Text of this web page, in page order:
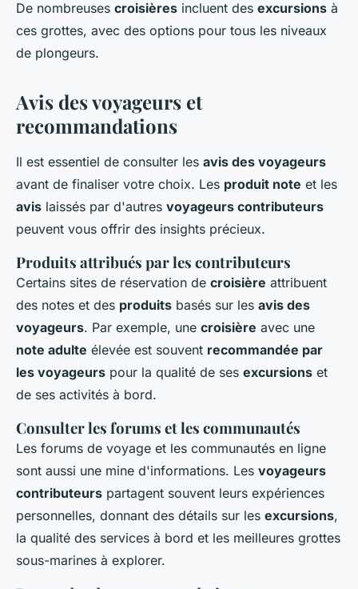
De nombreuses croisières incluent des excursions à
ces grottes, avec des options pour tous les niveaux
de plongeurs.
Avis des voyageurs et
recommandations
Il est essentiel de consulter les avis des voyageurs
avant de finaliser votre choix. Les produit note et les
avis laissés par d'autres voyageurs contributeurs
peuvent vous offrir des insights précieux.
Produits attribués par les contributeurs
Certains sites de réservation de croisière attribuent
des notes et des produits basés sur les avis des
voyageurs. Par exemple, une croisière avec une
note adulte élevée est souvent recommandée par
les voyageurs pour la qualité de ses excursions et
de ses activités à bord.
Consulter les forums et les communautés
Les forums de voyage et les communautés en ligne
sont aussi une mine d'informations. Les voyageurs
contributeurs partagent souvent leurs expériences
personnelles, donnant des détails sur les excursions,
la qualité des services à bord et les meilleures grottes
sous-marines à explorer.